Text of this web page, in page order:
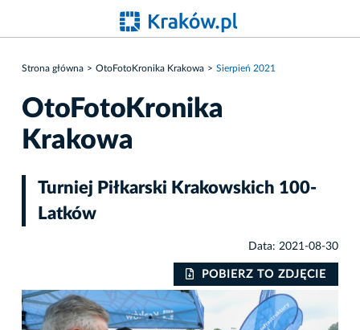
Strona główna OtoFotoKronika Krakowa Sierpień 2021
OtoFotoKronika
Krakowa
Turniej Piłkarski Krakowskich 100-
Latków
Data: 2021-08-30
POBIERZ TO ZDJĘCIE